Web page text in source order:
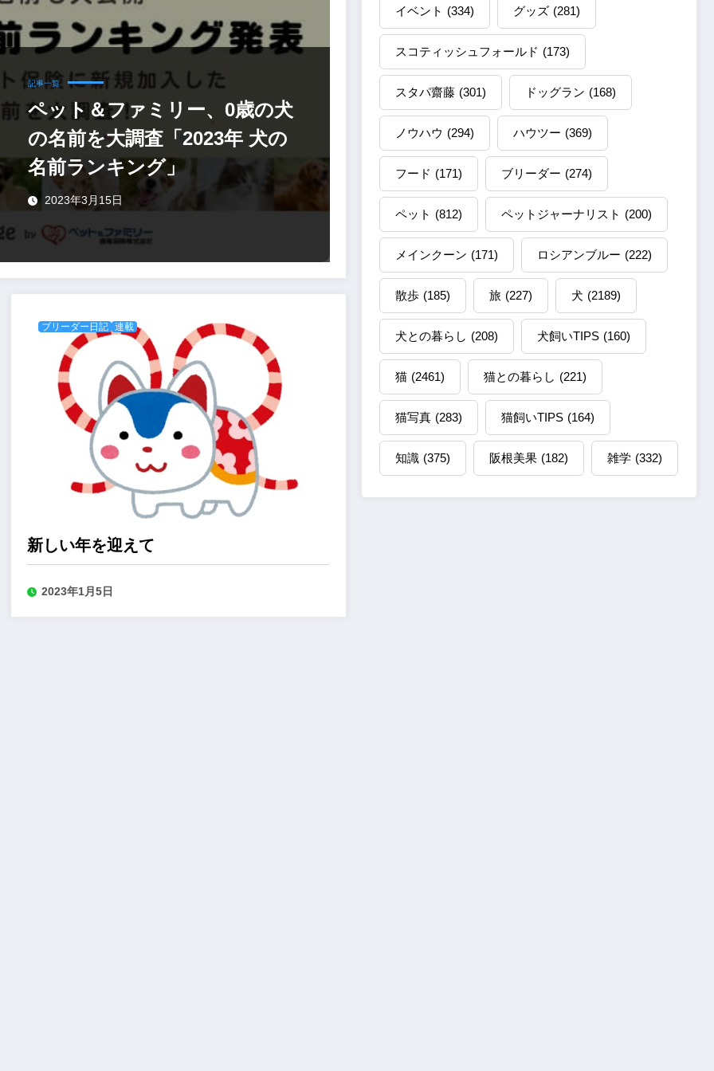
記事一覧
ペット＆ファミリー、0歳の犬
の名前を大調査「2023年 犬の
名前ランキング」
2023年3月15日
ブリーダー日記 連載
新しい年を迎えて
2023年1月5日
イベント (334) グッズ (281)
スコティッシュフォールド (173)
スタパ齋藤 (301) ドッグラン (168)
ノウハウ (294) ハウツー (369)
フード (171) ブリーダー (274)
ペット (812) ペットジャーナリスト (200)
メインクーン (171) ロシアンブルー (222)
散歩 (185) 旅 (227) 犬 (2189)
犬との暮らし (208) 犬飼いTIPS (160)
猫 (2461) 猫との暮らし (221)
猫写真 (283) 猫飼いTIPS (164)
知識 (375) 阪根美果 (182) 雑学 (332)